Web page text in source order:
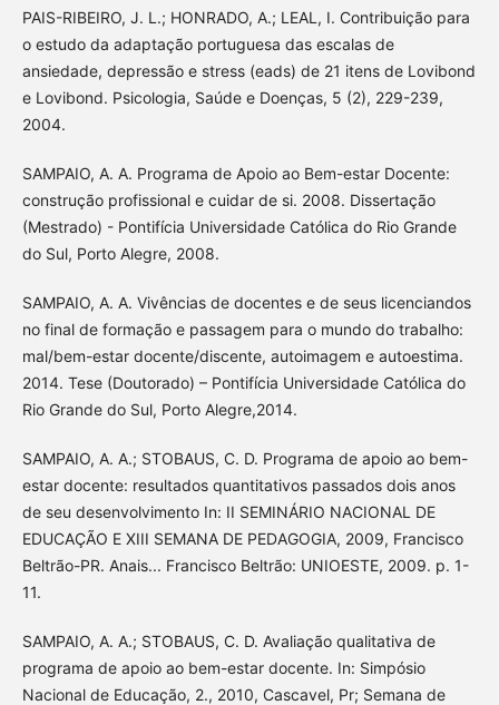
PAIS-RIBEIRO, J. L.; HONRADO, A.; LEAL, I. Contribuição para
o estudo da adaptação portuguesa das escalas de
ansiedade, depressão e stress (eads) de 21 itens de Lovibond
e Lovibond. Psicologia, Saúde e Doenças, 5 (2), 229-239,
2004.
SAMPAIO, A. A. Programa de Apoio ao Bem-estar Docente:
construção profissional e cuidar de si. 2008. Dissertação
(Mestrado) - Pontifícia Universidade Católica do Rio Grande
do Sul, Porto Alegre, 2008.
SAMPAIO, A. A. Vivências de docentes e de seus licenciandos
no final de formação e passagem para o mundo do trabalho:
mal/bem-estar docente/discente, autoimagem e autoestima.
2014. Tese (Doutorado) – Pontifícia Universidade Católica do
Rio Grande do Sul, Porto Alegre,2014.
SAMPAIO, A. A.; STOBAUS, C. D. Programa de apoio ao bem-
estar docente: resultados quantitativos passados dois anos
de seu desenvolvimento In: II SEMINÁRIO NACIONAL DE
EDUCAÇÃO E XIII SEMANA DE PEDAGOGIA, 2009, Francisco
Beltrão-PR. Anais... Francisco Beltrão: UNIOESTE, 2009. p. 1-
11.
SAMPAIO, A. A.; STOBAUS, C. D. Avaliação qualitativa de
programa de apoio ao bem-estar docente. In: Simpósio
Nacional de Educação, 2., 2010, Cascavel, Pr; Semana de